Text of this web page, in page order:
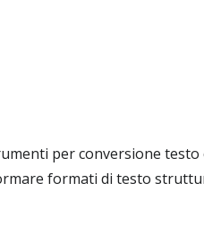
per conversione
formati di testo